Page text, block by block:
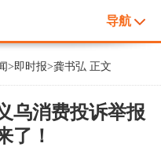
导航
>即时报>龚书弘 正文
乌消费投诉举报
了！